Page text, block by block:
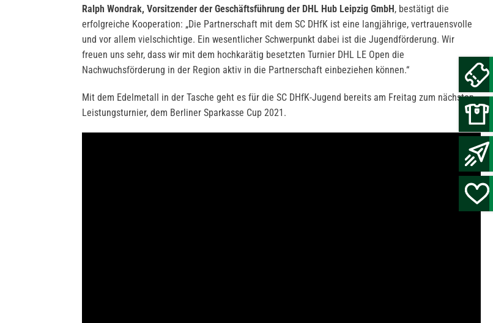
Ralph Wondrak, Vorsitzender der Geschäftsführung der DHL Hub Leipzig GmbH, bestätigt die
erfolgreiche Kooperation: „Die Partnerschaft mit dem SC DHfK ist eine langjährige, vertrauensvolle
und vor allem vielschichtige. Ein wesentlicher Schwerpunkt dabei ist die Jugendförderung. Wir
freuen uns sehr, dass wir mit dem hochkarätig besetzten Turnier DHL LE Open die
Nachwuchsförderung in der Region aktiv in die Partnerschaft einbeziehen können.“
Mit dem Edelmetall in der Tasche geht es für die SC DHfK-Jugend bereits am Freitag zum nächsten
Leistungsturnier, dem Berliner Sparkasse Cup 2021.